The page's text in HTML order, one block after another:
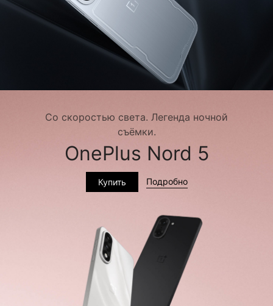
Со скоростью света. Легенда ночной
съёмки.
OnePlus Nord 5
Купить Подробно